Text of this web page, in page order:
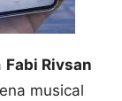
Fabi Rivsan
musical